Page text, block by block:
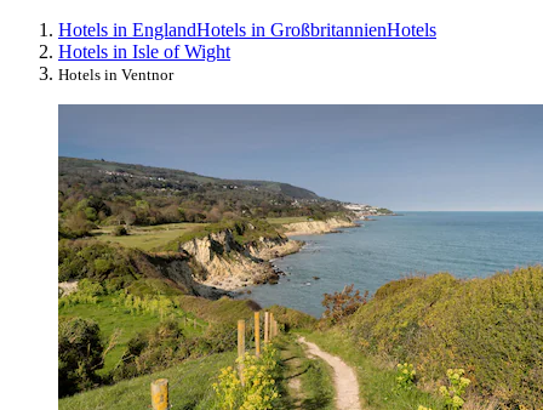
Hotels in EnglandHotels in GroßbritannienHotels
Hotels in Isle of Wight
Hotels in Ventnor